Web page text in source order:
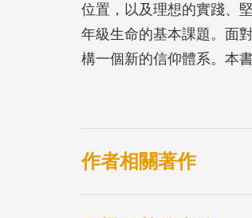
位置，以及理想的實踐、
年級生命的基本課題。面
構一個新的信仰體系。本
生的作家，亦即一般所謂
主題面向
作者相關著作